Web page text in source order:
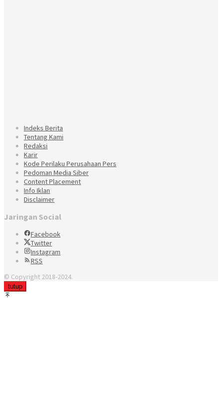
Indeks Berita
Tentang Kami
Redaksi
Karir
Kode Perilaku Perusahaan Pers
Pedoman Media Siber
Content Placement
Info Iklan
Disclaimer
Jaringan Social
Facebook
Twitter
Instagram
RSS
© Copyright 2018-2024.
tutup